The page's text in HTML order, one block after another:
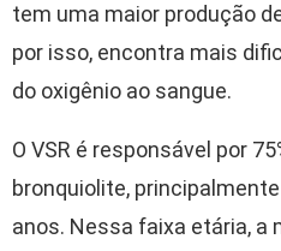
tem uma maior produção
por isso, encontra mais
do oxigênio ao sangue.
O VSR é responsável por
bronquiolite,
anos. Nessa faixa etária, a